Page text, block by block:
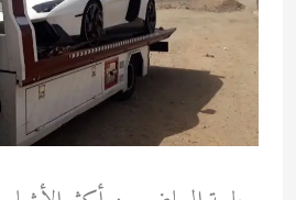
أنواع
السيارات